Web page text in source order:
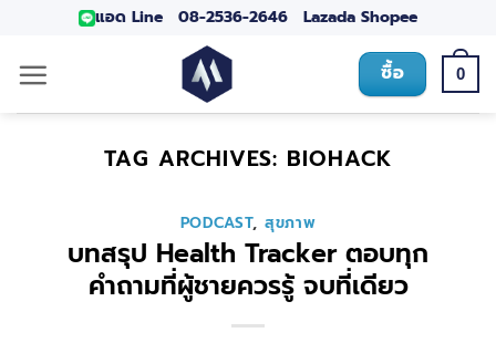
แอด Line 08-2536-2646 Lazada Shopee
ซื้อ 0
TAG ARCHIVES: BIOHACK
PODCAST, สุขภาพ
บทสรุป Health Tracker ตอบทุก
คำถามที่ผู้ชายควรรู้ จบที่เดียว